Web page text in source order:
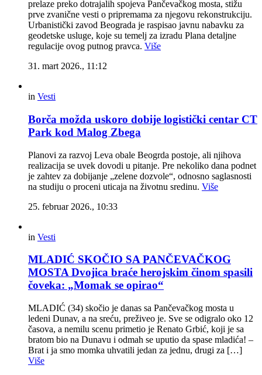
prelaze preko dotrajalih spojeva Pančevačkog mosta, stižu
prve zvanične vesti o pripremama za njegovu rekonstrukciju.
Urbanistički zavod Beograda je raspisao javnu nabavku za
geodetske usluge, koje su temelj za izradu Plana detaljne
regulacije ovog putnog pravca. Više
31. mart 2026., 11:12
in Vesti
Borča možda uskoro dobije logistički centar CT
Park kod Malog Zbega
Planovi za razvoj Leva obale Beogrda postoje, ali njihova
realizacija se uvek dovodi u pitanje. Pre nekoliko dana podnet
je zahtev za dobijanje „zelene dozvole“, odnosno saglasnosti
na studiju o proceni uticaja na životnu sredinu. Više
25. februar 2026., 10:33
in Vesti
MLADIĆ SKOČIO SA PANČEVAČKOG
MOSTA Dvojica braće herojskim činom spasili
čoveka: „Momak se opirao“
MLADIĆ (34) skočio je danas sa Pančevačkog mosta u
ledeni Dunav, a na sreću, preživeo je. Sve se odigralo oko 12
časova, a nemilu scenu primetio je Renato Grbić, koji je sa
bratom bio na Dunavu i odmah se uputio da spase mladića! –
Brat i ja smo momka uhvatili jedan za jednu, drugi za […]
Više